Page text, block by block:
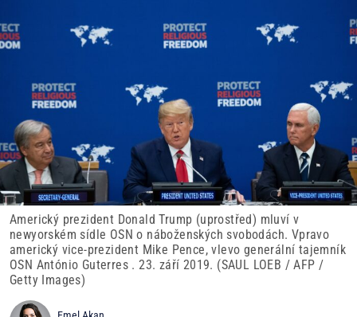
Americký prezident Donald Trump (uprostřed) mluví v
newyorském sídle OSN o náboženských svobodách. Vpravo
americký vice-prezident Mike Pence, vlevo generální tajemník
OSN António Guterres . 23. září 2019. (SAUL LOEB / AFP /
Getty Images)